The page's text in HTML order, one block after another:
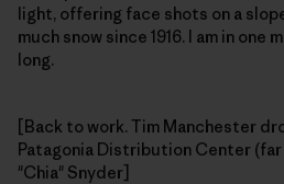
light, offering face shots on a
much snow since 1916. I am in one
long.
[Back to work. Tim Manchester
Patagonia Distribution Center
"Chia" Snyder]